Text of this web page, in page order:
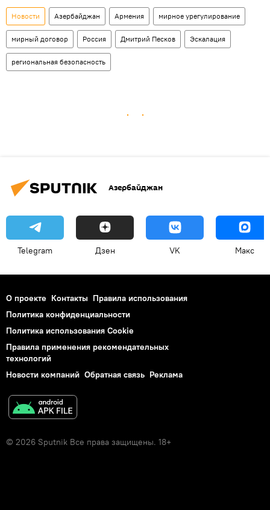
Новости Азербайджан Армения мирное урегулирование
мирный договор Россия Дмитрий Песков Эскалация
региональная безопасность
Азербайджан
Telegram Дзен VK Макс
О проекте Контакты Правила использования
Политика конфиденциальности
Политика использования Cookie
Правила применения рекомендательных
технологий
Новости компаний Обратная связь Реклама
© 2026 Sputnik Все права защищены. 18+